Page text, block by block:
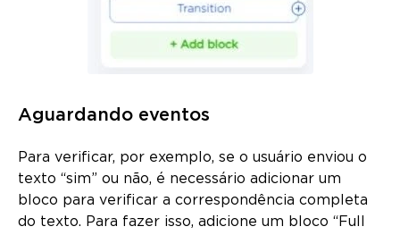
Aguardando eventos
Para verificar, por exemplo, se o usuário enviou o
texto “sim” ou não, é necessário adicionar um
bloco para verificar a correspondência completa
do texto. Para fazer isso, adicione um bloco “Full